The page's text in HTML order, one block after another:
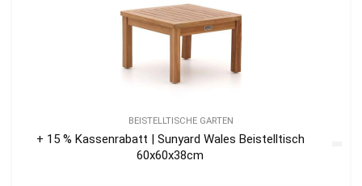
BEISTELLTISCHE GARTEN
+ 15 % Kassenrabatt | Sunyard Wales Beistelltisch
60x60x38cm